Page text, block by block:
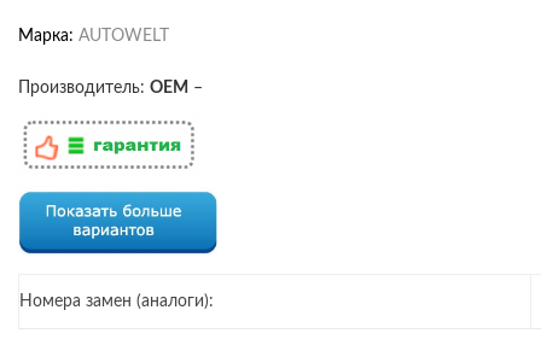
Марка: AUTOWELT
Производитель: OEM –
Номера замен (аналоги):